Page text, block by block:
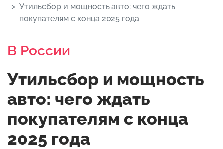
Утильсбор и мощность авто: чего ждать
покупателям с конца 2025 года
В России
Утильсбор и мощность
авто: чего ждать
покупателям с конца
2025 года